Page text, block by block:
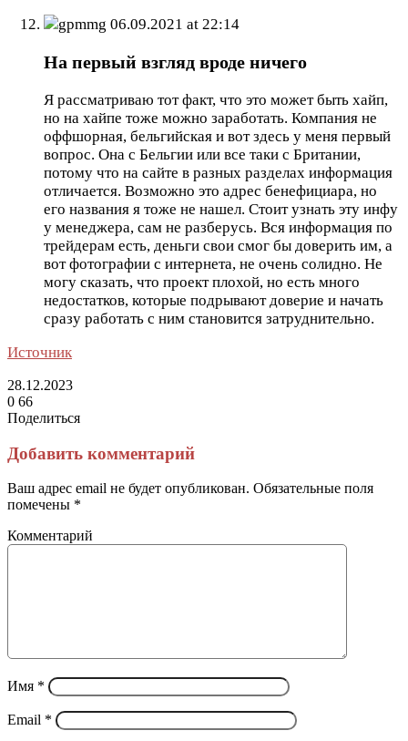
gpmmg 06.09.2021 at 22:14
На первый взгляд вроде ничего
Я рассматриваю тот факт, что это может быть хайп,
но на хайпе тоже можно заработать. Компания не
оффшорная, бельгийская и вот здесь у меня первый
вопрос. Она с Бельгии или все таки с Британии,
потому что на сайте в разных разделах информация
отличается. Возможно это адрес бенефициара, но
его названия я тоже не нашел. Стоит узнать эту инфу
у менеджера, сам не разберусь. Вся информация по
трейдерам есть, деньги свои смог бы доверить им, а
вот фотографии с интернета, не очень солидно. Не
могу сказать, что проект плохой, но есть много
недостатков, которые подрывают доверие и начать
сразу работать с ним становится затруднительно.
Источник
28.12.2023
0 66
Поделиться
через
электронную
почту
Добавить комментарий
Ваш адрес email не будет опубликован. Обязательные поля
помечены *
Комментарий
Имя *
Email *